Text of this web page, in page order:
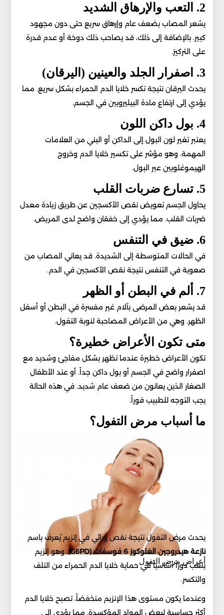
2. التعب والإرهاق الشديد
يشعر المصاب بضعف عام وإرهاق سريع حتى دون مجهود
كبير. بالإضافة إلى ذلك، قد يصاحب ذلك دوخة أو عدم قدرة
على التركيز.
3. اصفرار الجلد والعينين (اليرقان)
يحدث اليرقان نتيجة تكسر خلايا الدم الحمراء بشكل سريع. مما
يؤدي إلى ارتفاع مادة البيليروبين في الجسم.
4. بول داكن اللون
يعتبر تغير لون البول إلى الداكن أو البني من العلامات
المهمة. وهو مؤشر على تكسير خلايا الدم وخروج
الهيموغلوبين عبر البول.
5. تسارع ضربات القلب
يحاول الجسم تعويض نقص الأكسجين عن طريق زيادة معدل
ضربات القلب. مما يؤدي إلى خفقان واضح لدى المريض.
6. ضيق في التنفس
في الحالات المتوسطة إلى الشديدة. قد يعاني المصاب من
صعوبة في التنفس نتيجة نقص الأكسجين في الدم.
7. ألم في البطن أو الظهر
قد يشعر بعض المرضى بآلام غير مفسرة في البطن أو أسفل
الظهر. وهي من الأعراض المصاحبة لنوبة التفول.
متى تكون الأعراض خطيرة؟
تكون الأعراض خطيرة عندما تظهر بشكل مفاجئ وشديد مع
اصفرار واضح في الجسم أو بول داكن جداً. أو عند الأطفال
الصغار الذين يعانون من ضعف عام شديد. في هذه الحالة
يجب التوجه للطبيب فوراً.
ما أسباب مرض التفول؟
أعراض مرض التفول
يحدث مرض التفول نتيجة نقص وراثي في إنزيم يُعرف باسم
نازعة هيدروجين الغلوكوز 6 فوسفات (G6PD)
. وهو إنزيم
يلعب دوراً أساسياً في حماية خلايا الدم الحمراء من التلف
والتكسر.
وعندما يكون مستوى هذا الإنزيم منخفضاً، تصبح خلايا الدم
أكثر حساسية لبعض المواد المؤكسدة. مما يؤدي إلى